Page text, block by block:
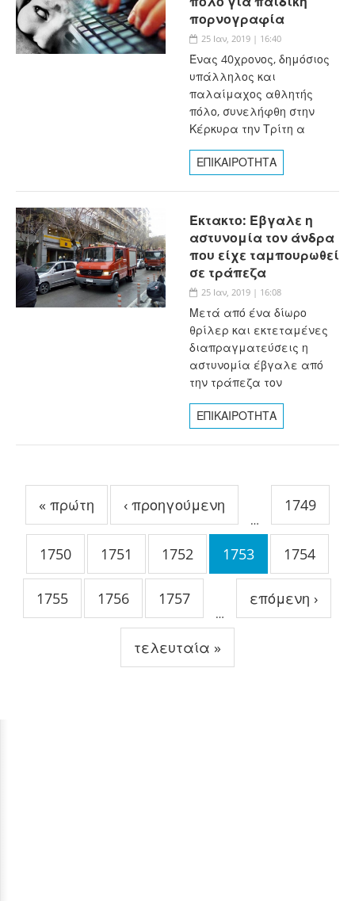
πορνογραφία
25 Ιαν, 2019 | 16:40
Ένας 40χρονος, δημόσιος
υπάλληλος και
παλαίμαχος αθλητής
πόλο, συνελήφθη στην
Κέρκυρα την Τρίτη α
ΕΠΙΚΑΙΡΟΤΗΤΑ
Έκτακτο: Έβγαλε η
αστυνομία τον άνδρα
που είχε ταμπουρωθεί
σε τράπεζα
25 Ιαν, 2019 | 16:08
Μετά από ένα δίωρο
θρίλερ και εκτεταμένες
διαπραγματεύσεις η
αστυνομία έβγαλε από
την τράπεζα τον
ΕΠΙΚΑΙΡΟΤΗΤΑ
« πρώτη ‹ προηγούμενη
…
1749
1750 1751 1752 1753 1754
1755 1756 1757
…
επόμενη ›
τελευταία »